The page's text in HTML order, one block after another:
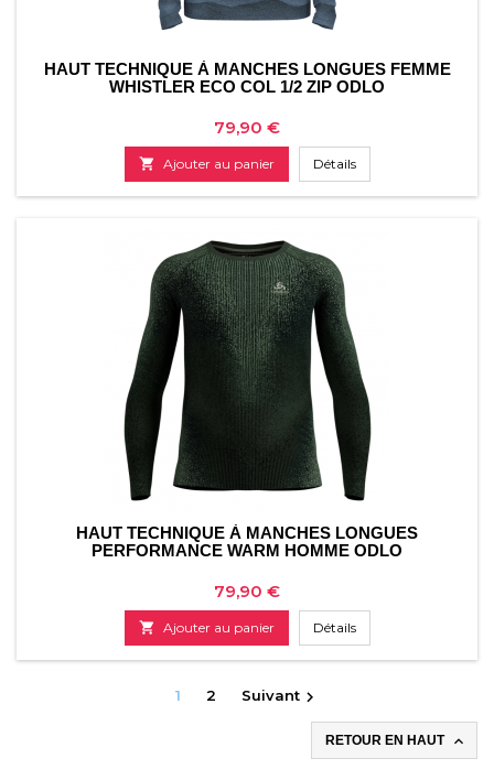
HAUT TECHNIQUE À MANCHES LONGUES FEMME
WHISTLER ECO COL 1/2 ZIP ODLO
Prix
79,90 €
 Ajouter au panier Détails
HAUT TECHNIQUE À MANCHES LONGUES
PERFORMANCE WARM HOMME ODLO
Prix
79,90 €
 Ajouter au panier Détails
1 2 Suivant
RETOUR EN HAUT 